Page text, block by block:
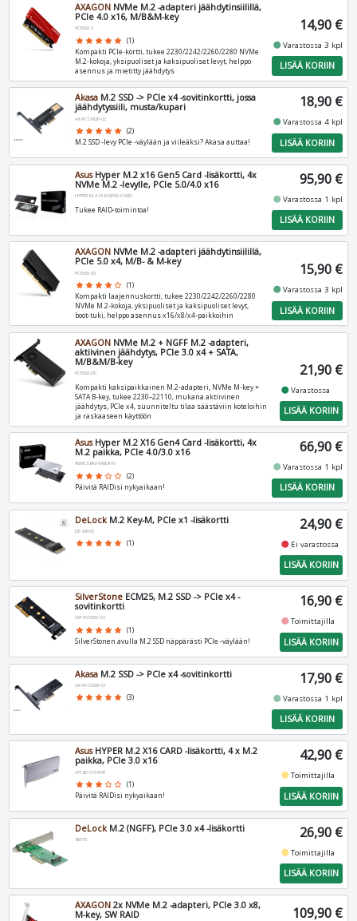
AXAGON NVMe M.2 -adapteri jäähdytinsiilillä,
PCIe 4.0 x16, M/B&M-key
PCEM2-S
star star star star star (1)
Kompakti PCIe‑kortti, tukee 2230/2242/2260/2280 NVMe
M.2‑kokoja, yksipuoliset ja kaksipuoliset levyt, helppo
asennus ja mietitty jäähdytys
14,90 €
fiber_manual_recordVarastossa 3 kpl
LISÄÄ KORIIN
Akasa M.2 SSD -> PCIe x4 -sovitinkortti, jossa
jäähdytyssiili, musta/kupari
AK-PCCM2P-02
star star star star star (2)
M.2 SSD -levy PCIe -väylään ja viileäksi? Akasa auttaa!
18,90 €
fiber_manual_recordVarastossa 4 kpl
LISÄÄ KORIIN
AsusHyper M.2 x16 Gen5 Card -lisäkortti, 4x
NVMe M.2 -levylle, PCIe 5.0/4.0 x16
HYPER-M.2-X16-GEN5-CARD
Tukee RAID-toimintoa!
95,90 €
fiber_manual_recordVarastossa 1 kpl
LISÄÄ KORIIN
AXAGON NVMe M.2 -adapteri jäähdytinsiilillä,
PCIe 5.0 x4, M/B- & M-key
PCEM2-XS
star star star star star_border (1)
Kompakti laajennuskortti, tukee 2230/2242/2260/2280
NVMe M.2‑kokoja, yksipuoliset ja kaksipuoliset levyt,
boot‑tuki, helppo asennus x16/x8/x4‑paikkoihin
15,90 €
fiber_manual_recordVarastossa 3 kpl
LISÄÄ KORIIN
AXAGON NVMe M.2 + NGFF M.2 -adapteri,
aktiivinen jäähdytys, PCIe 3.0 x4 + SATA,
M/B&M/B-key
PCEM2-DC
Kompakti kaksipaikkainen M.2‑adapteri, NVMe M‑key +
SATA B‑key, tukee 2230–22110, mukana aktiivinen
jäähdytys, PCIe x4, suunniteltu tilaa säästäviin koteloihin
ja raskaaseen käyttöön
21,90 €
fiber_manual_recordVarastossa
LISÄÄ KORIIN
AsusHyper M.2 X16 Gen4 Card -lisäkortti, 4x
M.2 paikka, PCIe 4.0/3.0 x16
90MC08A0-M0EAY0
star star star star_border star_border (2)
Päivitä RAIDisi nykyaikaan!
66,90 €
fiber_manual_recordVarastossa 1 kpl
LISÄÄ KORIIN
DeLock M.2 Key-M, PCIe x1 -lisäkortti
DE-64105
star star star star star (1)
24,90 €
fiber_manual_record Ei varastossa
LISÄÄ KORIIN
SilverStone ECM25, M.2 SSD -> PCIe x4 -
sovitinkortti
SST-ECM25-V2
star star star star star (1)
SilverStonen avulla M.2 SSD näppärästi PCIe -väylään!
16,90 €
fiber_manual_recordToimittajilla
LISÄÄ KORIIN
Akasa M.2 SSD -> PCIe x4 -sovitinkortti
AK-PCCM2P-01
star star star star star (3)
17,90 €
fiber_manual_recordVarastossa 1 kpl
LISÄÄ KORIIN
AsusHYPER M.2 X16 CARD -lisäkortti, 4 x M.2
paikka, PCIe 3.0 x16
4718017104791
star star star star_border star_border (1)
Päivitä RAIDisi nykyaikaan!
42,90 €
fiber_manual_recordToimittajilla
LISÄÄ KORIIN
DeLockM.2 (NGFF), PCIe 3.0 x4 -lisäkortti
89370 26,90 €
fiber_manual_recordToimittajilla
LISÄÄ KORIIN
AXAGON 2x NVMe M.2 -adapteri, PCIe 3.0 x8,
M-key, SW RAID
109,90 €